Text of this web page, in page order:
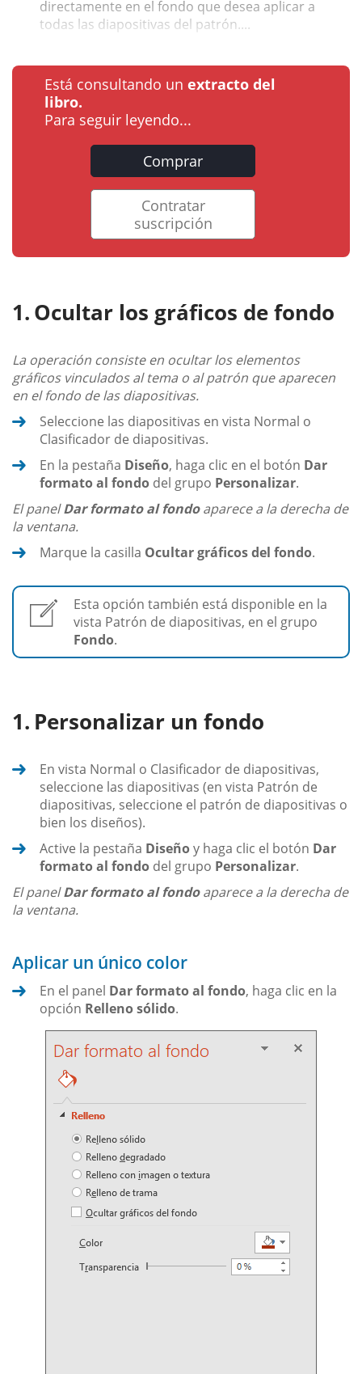
directamente en el fondo que desea aplicar a
todas las diapositivas del patrón....
Está consultando un extracto del
libro.
Para seguir leyendo...
Comprar
Contratar
suscripción
Ocultar los gráficos de fondo
La operación consiste en ocultar los elementos
gráficos vinculados al tema o al patrón que aparecen
en el fondo de las diapositivas.
Seleccione las diapositivas en vista Normal o
Clasificador de diapositivas.
En la pestaña Diseño, haga clic en el botón Dar
formato al fondo del grupo Personalizar.
El panelDar formato al fondoaparece a la derecha de
la ventana.
Marque la casilla Ocultar gráficos del fondo.
Esta opción también está disponible en la
vista Patrón de diapositivas, en el grupo
Fondo.
Personalizar un fondo
En vista Normal o Clasificador de diapositivas,
seleccione las diapositivas (en vista Patrón de
diapositivas, seleccione el patrón de diapositivas o
bien los diseños).
Active la pestaña Diseñoy haga clic el botón Dar
formato al fondo del grupo Personalizar.
El panelDar formato al fondoaparece a la derecha de
la ventana.
Aplicar un único color
En el panel Dar formato al fondo, haga clic en la
opción Relleno sólido.